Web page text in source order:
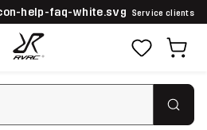
Service clients